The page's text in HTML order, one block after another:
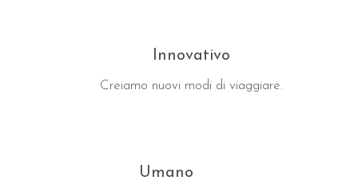
Innovativo
Creiamo nuovi modi di viaggiare.
Umano